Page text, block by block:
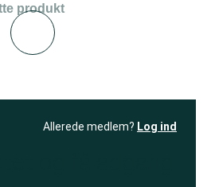
produkt
Allerede medlem? Log ind